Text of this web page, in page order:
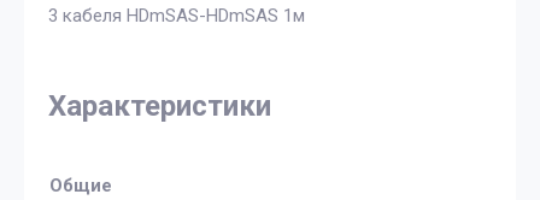
3 кабеля HDmSAS-HDmSAS 1м
Характеристики
Общие